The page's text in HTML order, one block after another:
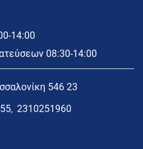
14:00
08:30-14:00
546 23
, 2310251960